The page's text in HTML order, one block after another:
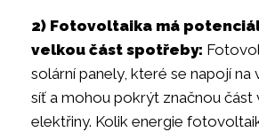
2) Fotovoltaika má
velkou část spotřeby:
solární panely, které se napojí na
síť a mohou pokrýt značnou část
elektřiny. Kolik energie